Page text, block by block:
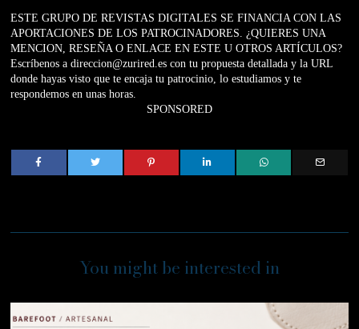
ESTE GRUPO DE REVISTAS DIGITALES SE FINANCIA CON LAS
APORTACIONES DE LOS PATROCINADORES. ¿QUIERES UNA
MENCION, RESEÑA O ENLACE EN ESTE U OTROS ARTÍCULOS?
Escríbenos a direccion@zurired.es con tu propuesta detallada y la URL
donde hayas visto que te encaja tu patrocinio, lo estudiamos y te
respondemos en unas horas.
SPONSORED
You might be interested in